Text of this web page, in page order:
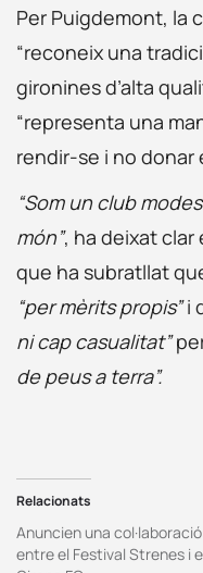
Per Puigdemont, la
“reconeix una
gironines d’alta
“representa una
rendir-se i no donar
“Som un club
món”, ha deixat clar
que ha subratllat
“per mèrits propis”i
ni cap casualitat”
de peus a terra”.
Relacionats
Anuncien una col·laboració
entre el Festival Strenes i